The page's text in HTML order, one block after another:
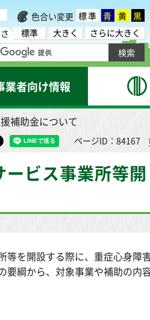
色合い変更 標準 青 黄 黒
標準 大きく
さらに大きく
業者向け情報
補助金について
ページID：84167
ビス事業所等開
等を開設する際に、重症心身障
要綱から、対象事業や補助の内